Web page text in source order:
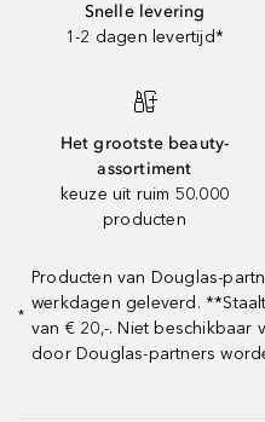
Snelle levering
1-2 dagen levertijd*
Het grootste beauty-
assortiment
keuze uit ruim 50.000
producten
*
Producten van Douglas-
werkdagen geleverd.
van € 20,-. Niet
door Douglas-partners